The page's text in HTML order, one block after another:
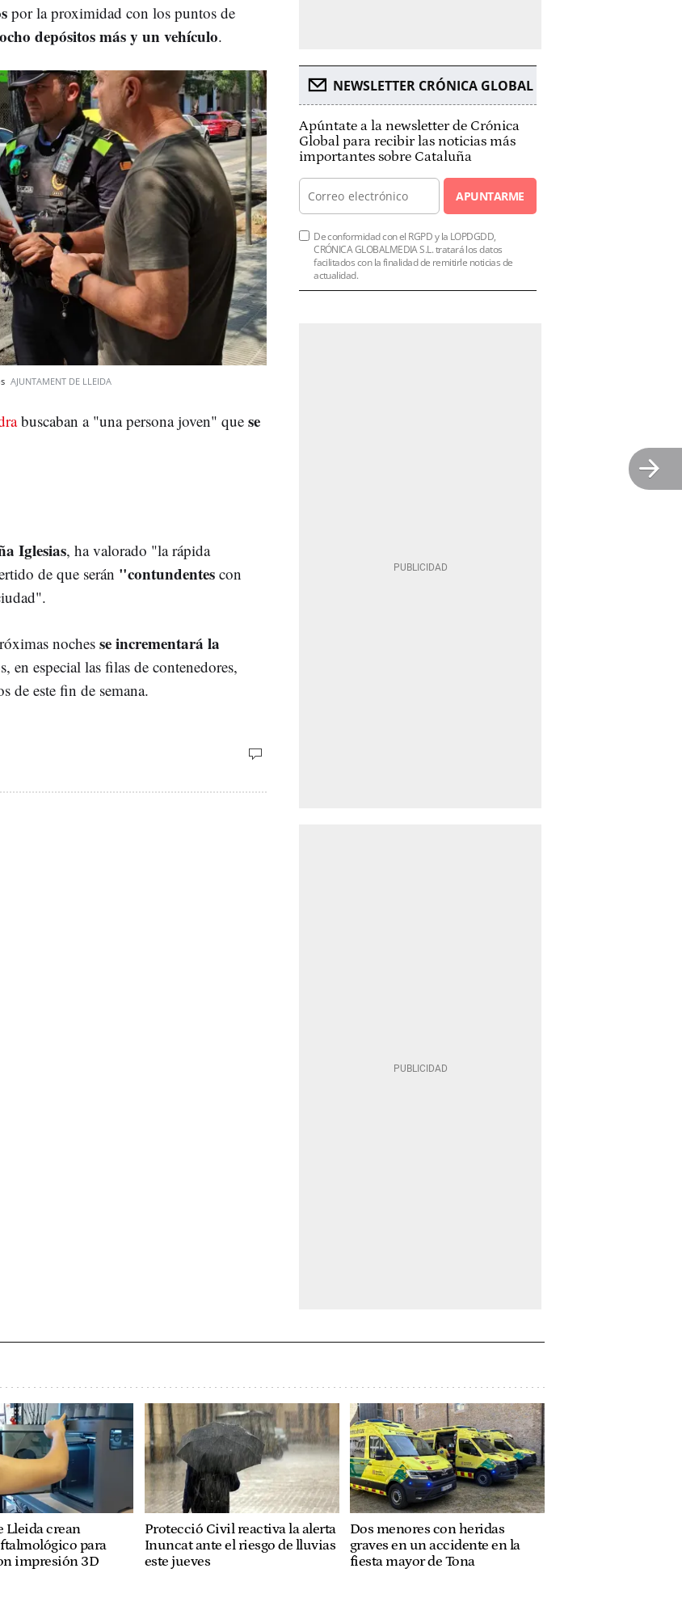
por la proximidad con los puntos de
ocho depósitos más y un vehículo.
AJUNTAMENT DE LLEIDA
buscaban a "una persona joven" que se
Iglesias, ha valorado "la rápida
de que serán "contundentes con
noches se incrementará la
en especial las filas de contenedores,
de este fin de semana.
NEWSLETTER CRÓNICA GLOBAL
Apúntate a la newsletter de Crónica
Global para recibir las noticias más
importantes sobre Cataluña
APUNTARME
De conformidad con el RGPD y la LOPDGDD,
CRÓNICA GLOBALMEDIA S.L. tratará los datos
facilitados con la finalidad de remitirle noticias de
actualidad.
Lleida crean
para
impresión 3D
Protecció Civil reactiva la alerta
Inuncat ante el riesgo de lluvias
este jueves
Dos menores con heridas
graves en un accidente en la
fiesta mayor de Tona